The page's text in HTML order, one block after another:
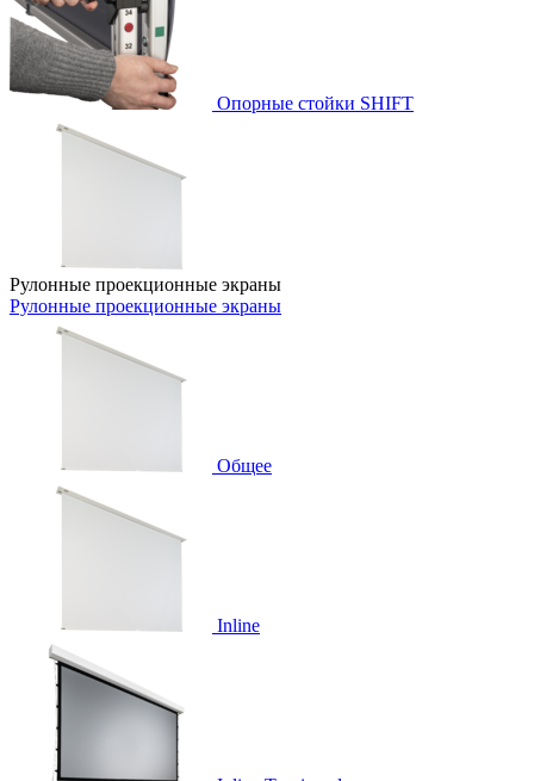
Опорные стойки SHIFT
Рулонные проекционные экраны
Рулонные проекционные экраны
Общее
Inline